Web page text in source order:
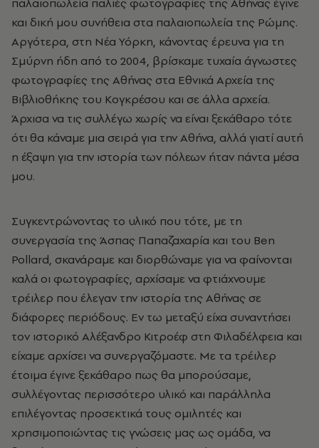
παλαιοπωλεία παλιές φωτογραφίες της Αθήνας έγινε
και δική μου συνήθεια στα παλαιοπωλεία της Ρώμης.
Αργότερα, στη Νέα Υόρκη, κάνοντας έρευνα για τη
Σμύρνη ήδη από το 2004, βρίσκαμε τυχαία άγνωστες
φωτογραφίες της Αθήνας στα Εθνικά Αρχεία της
Βιβλιοθήκης του Κογκρέσου και σε άλλα αρχεία.
Άρχισα να τις συλλέγω χωρίς να είναι ξεκάθαρο τότε
ότι θα κάναμε μια σειρά για την Αθήνα, αλλά γιατί αυτή
η έξαψη για την ιστορία των πόλεων ήταν πάντα μέσα
μου.
Συγκεντρώνοντας το υλικό που τότε, με τη
συνεργασία της Άσπας Παπαζαχαρία και του Ben
Pollard, σκανάραμε και διορθώναμε για να φαίνονται
καλά οι φωτογραφίες, αρχίσαμε να φτιάχνουμε
τρέιλερ που έλεγαν την ιστορία της Αθήνας σε
διάφορες περιόδους. Εν τω μεταξύ είχα συναντήσει
τον ιστορικό Αλέξανδρο Κιτροέφ στη Φιλαδέλφεια και
είχαμε αρχίσει να συνεργαζόμαστε. Με τα τρέιλερ
έτοιμα έγινε ξεκάθαρο πως θα μπορούσαμε,
συλλέγοντας περισσότερο υλικό και παράλληλα
επιλέγοντας προσεκτικά τους ομιλητές και
χρησιμοποιώντας τις γνώσεις μας ως ομάδα, να